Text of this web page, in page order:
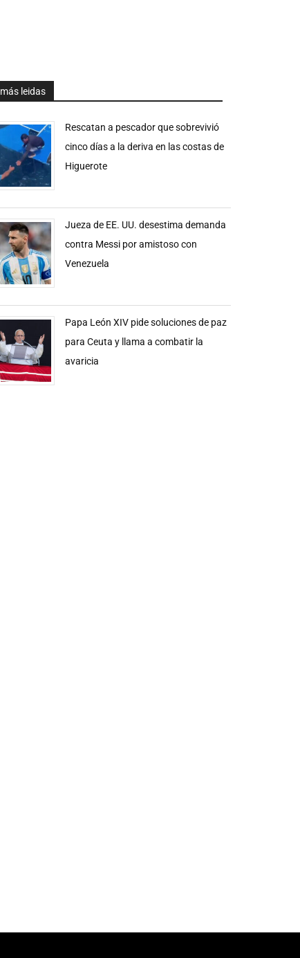
leidas
Rescatan a pescador que sobrevivió
cinco días a la deriva en las costas de
Higuerote
Jueza de EE. UU. desestima demanda
contra Messi por amistoso con
Venezuela
Papa León XIV pide soluciones de paz
para Ceuta y llama a combatir la
avaricia